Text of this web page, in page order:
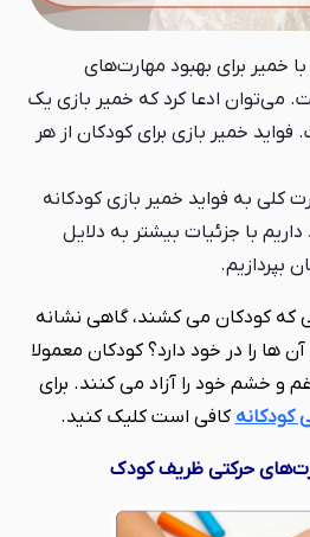
با خمیر برای بهبود مهارت‌های
می‌توان ادعا کرد که خمیر بازی یک
فواید خمیر بازی برای کودکان از هر
به فواید خمیر بازی کودکانه
با جزئیات بیشتر به دلایل
بپردازیم.
که کودکان می کشند، گاهی نشانه
ها را در خود دارد؟ کودکان معمولا
و خشم خود را آزاد می کنند. برای
کودکانهکافی است کلیک کنید.
حرکتی ظریف کودک